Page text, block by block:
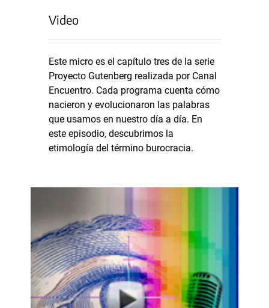
Video
Este micro es el capítulo tres de la serie
Proyecto Gutenberg realizada por Canal
Encuentro. Cada programa cuenta cómo
nacieron y evolucionaron las palabras
que usamos en nuestro día a día. En
este episodio, descubrimos la
etimología del término burocracia.